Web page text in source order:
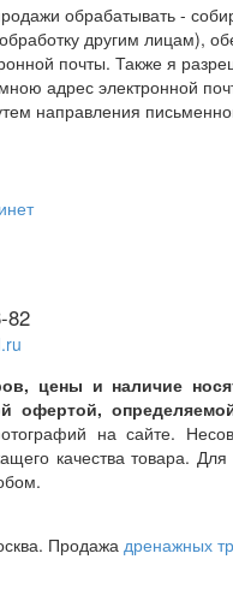
обрабатывать -
другим лицам),
почты. Также я
адрес электронной
направления
82
цены и наличие
на сайте.
качества товара.
Продажа дренажных